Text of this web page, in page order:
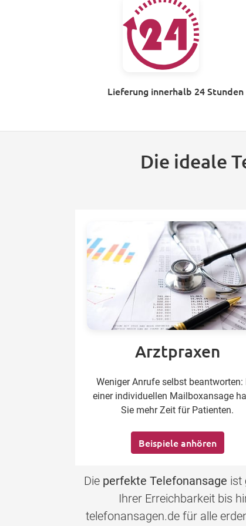
Lieferung innerhalb 24 Stunden
Die ideale
Arztpraxen
Weniger Anrufe selbst beantworten:
einer individuellen Mailboxansage
Sie mehr Zeit für Patienten.
Beispiele anhören
Die perfekte Telefonansage ist
Ihrer Erreichbarkeit bis
telefonansagen.de für alle